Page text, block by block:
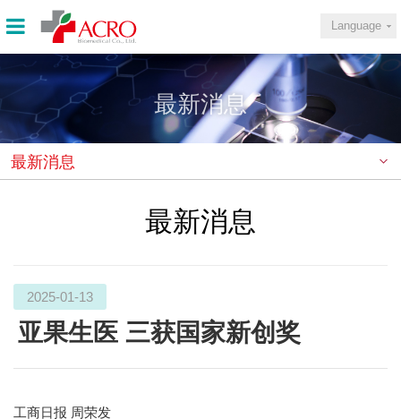
Language
最新消息
最新消息
最新消息
2025-01-13
亚果生医 三获国家新创奖
工商日报 周荣发